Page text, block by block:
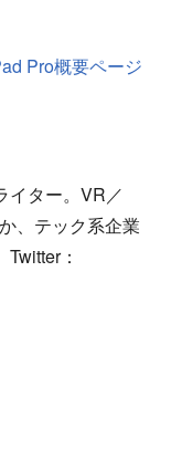
Pro概要ページ
イター。VR／
、テック系企業
：